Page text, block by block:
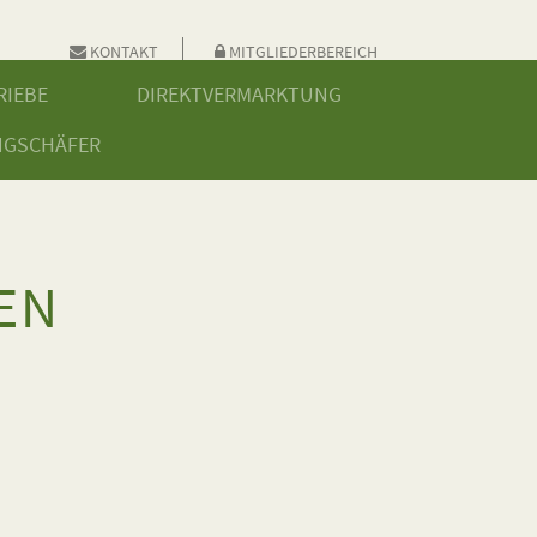
KONTAKT MITGLIEDERBEREICH
DIREKTVERMARKTUNG